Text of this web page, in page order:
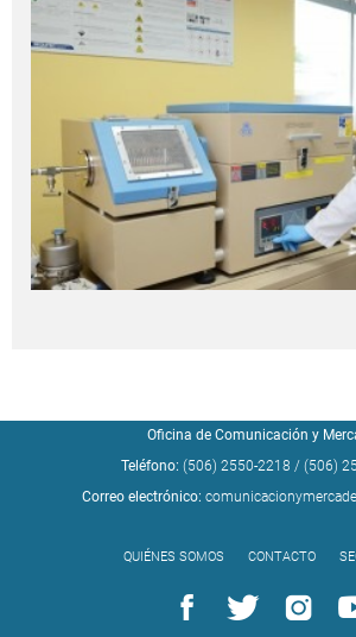
Oficina de Comunicación y
Teléfono: (506) 2550-2218 / (506)
Correo electrónico:
QUIÉNES SOMOS CONTACTO